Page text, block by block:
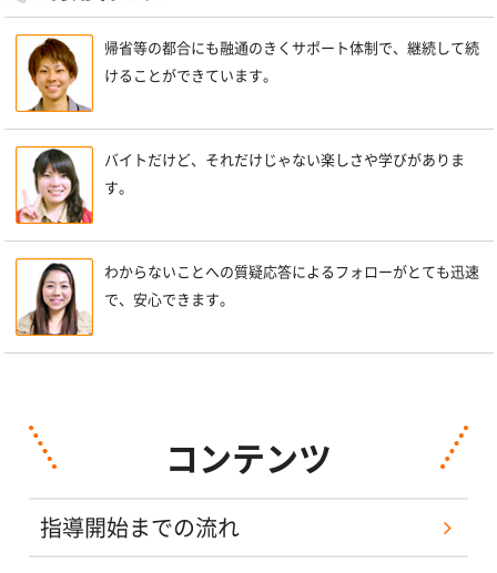
帰省等の都合にも融通のきくサポート体制で、継続して続
けることができています。
バイトだけど、それだけじゃない楽しさや学びがありま
す。
わからないことへの質疑応答によるフォローがとても迅速
で、安心できます。
コンテンツ
指導開始までの流れ